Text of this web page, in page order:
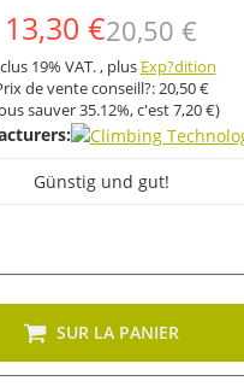
13,30 €20,50 €
19% VAT. , plus Exp?dition
​​de vente conseill?:20,50 €
sauver35.12%, c'est7,20 €)
Günstig und gut!
SUR LA PANIER